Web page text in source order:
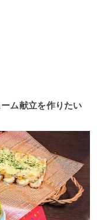
ム献立を作りたい